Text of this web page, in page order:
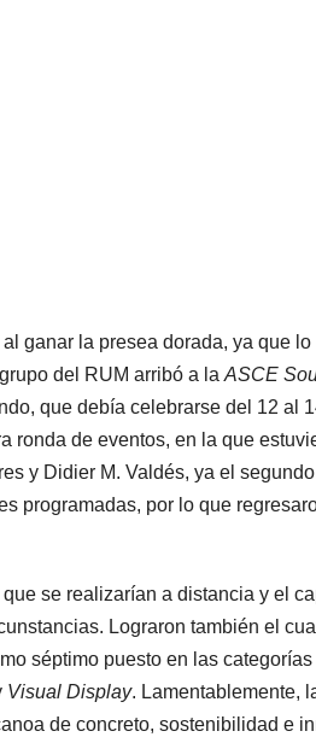
ganar la presea dorada, ya que
del RUM arribó a la ASCE
que debía celebrarse del 12 al
ronda de eventos, en la que
y Didier M. Valdés, ya el
programadas, por lo que
se realizarían a distancia y el
Lograron también el
séptimo puesto en las categorías
Visual Display. Lamentablemente,
de concreto, sostenibilidad e